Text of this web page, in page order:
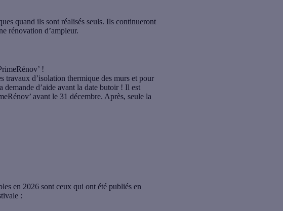
quand ils sont réalisés seuls. Ils continueront
rénovation d’ampleur.
!
travaux d’isolation thermique des murs et pour
demande d’aide avant la date butoir ! Il est
avant le 31 décembre. Après, seule la
en 2026 sont ceux qui ont été publiés en
: